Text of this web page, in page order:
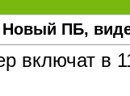
Новый ПБ,
включат в